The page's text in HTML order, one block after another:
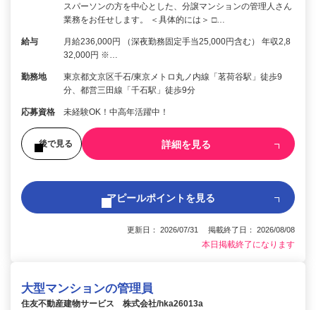
スパーソンの方を中心とした、分譲マンションの管理人さん
業務をお任せします。 ＜具体的には＞ □…
給与
月給236,000円 （深夜勤務固定手当25,000円含む） 年収2,8
32,000円 ※…
勤務地
東京都文京区千石/東京メトロ丸ノ内線「茗荷谷駅」徒歩9
分、都営三田線「千石駅」徒歩9分
応募資格 未経験OK！中高年活躍中！
後で見る 詳細を見る
アピールポイントを見る
更新日： 2026/07/31 掲載終了日： 2026/08/08
本日掲載終了になります
大型マンションの管理員
住友不動産建物サービス 株式会社/hka26013a